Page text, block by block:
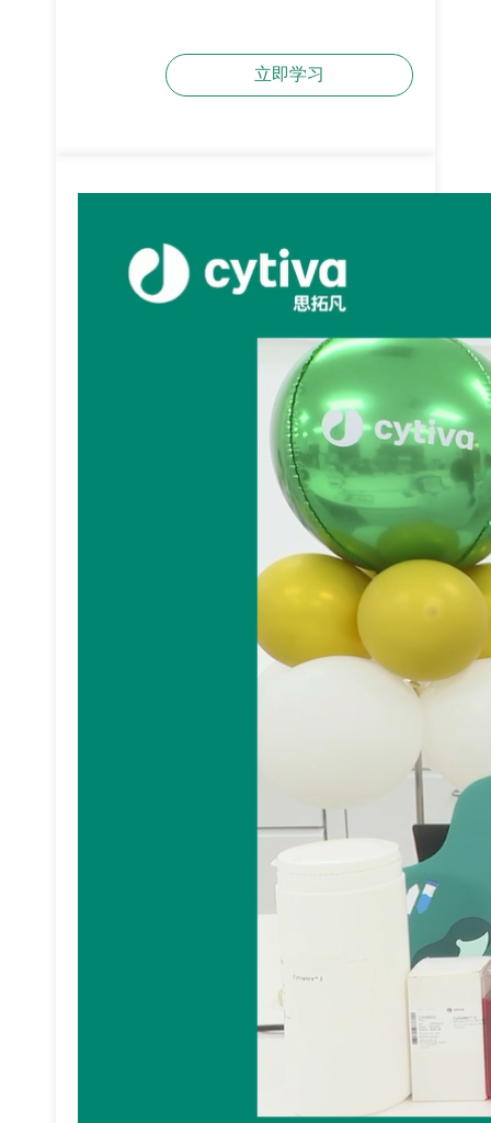
立即学习